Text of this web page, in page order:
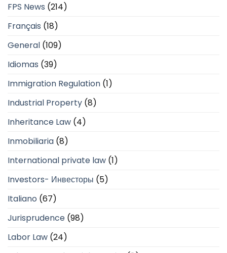
FPS News (214)
Français (18)
General (109)
Idiomas (39)
Immigration Regulation (1)
Industrial Property (8)
Inheritance Law (4)
Inmobiliaria (8)
International private law (1)
Investors- Инвесторы (5)
Italiano (67)
Jurisprudence (98)
Labor Law (24)